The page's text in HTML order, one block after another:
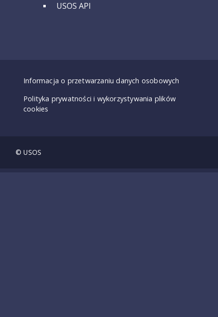
USOS API
© USOS
Dostępność - deklaracje
Informacja o przetwarzaniu danych osobowych
Polityka prywatności i wykorzystywania plików
cookies